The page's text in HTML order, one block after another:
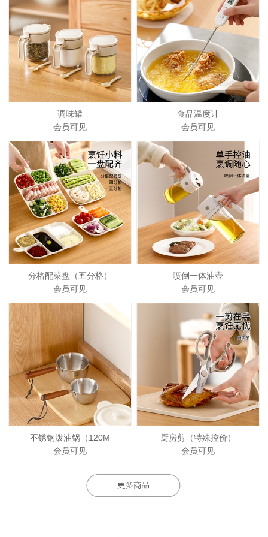
调味罐
会员可见
食品温度计
会员可见
分格配菜盘（五分格）
会员可见
喷倒一体油壶
会员可见
不锈钢泼油锅（120M
会员可见
厨房剪（特殊控价）
会员可见